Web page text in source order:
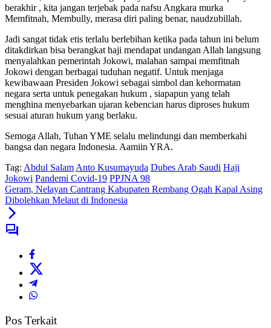
berakhir , kita jangan terjebak pada nafsu Angkara murka
Memfitnah, Membully, merasa diri paling benar, naudzubillah.
Jadi sangat tidak etis terlalu berlebihan ketika pada tahun ini belum
ditakdirkan bisa berangkat haji mendapat undangan Allah langsung
menyalahkan pemerintah Jokowi, malahan sampai memfitnah
Jokowi dengan berbagai tuduhan negatif. Untuk menjaga
kewibawaan Presiden Jokowi sebagai simbol dan kehormatan
negara serta untuk penegakan hukum , siapapun yang telah
menghina menyebarkan ujaran kebencian harus diproses hukum
sesuai aturan hukum yang berlaku.
Semoga Allah, Tuhan YME selalu melindungi dan memberkahi
bangsa dan negara Indonesia. Aamiin YRA.
Tag: Abdul Salam Anto Kusumayuda Dubes Arab Saudi Haji
Jokowi Pandemi Covid-19 PPJNA 98
Geram, Nelayan Cantrang Kabupaten Rembang Ogah Kapal Asing
Dibolehkan Melaut di Indonesia
Pos Terkait